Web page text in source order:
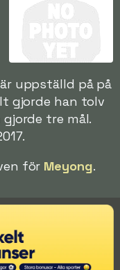
uppställd på på
gjorde han tolv
tre mål.
för Meyong.